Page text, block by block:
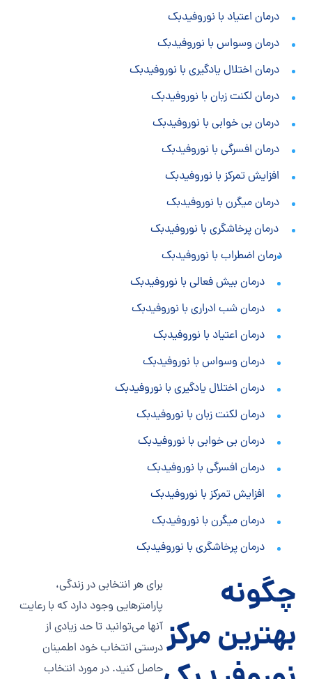
درمان اعتیاد با نوروفیدبک
درمان وسواس با نوروفیدبک
درمان اختلال یادگیری با نوروفیدبک
درمان لکنت زبان با نوروفیدبک
درمان بی خوابی با نوروفیدبک
درمان افسرگی با نوروفیدبک
افزایش تمرکز با نوروفیدبک
درمان میگرن با نوروفیدبک
درمان پرخاشگری با نوروفیدبک
درمان اضطراب با نوروفیدبک
درمان بیش فعالی با نوروفیدبک
درمان شب ادراری با نوروفیدبک
درمان اعتیاد با نوروفیدبک
درمان وسواس با نوروفیدبک
درمان اختلال یادگیری با نوروفیدبک
درمان لکنت زبان با نوروفیدبک
درمان بی خوابی با نوروفیدبک
درمان افسرگی با نوروفیدبک
افزایش تمرکز با نوروفیدبک
درمان میگرن با نوروفیدبک
درمان پرخاشگری با نوروفیدبک
چگونه
بهترین مرکز
برای هر انتخابی در زندگی،
پارامترهایی وجود دارد که با رعایت
آنها می‌توانید تا حد زیادی از
درستی انتخاب خود اطمینان
حاصل کنید. در مورد انتخاب